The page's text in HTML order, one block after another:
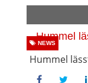
Hummel
NEWS